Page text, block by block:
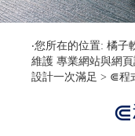
‧您所在的位置: 橘子
維護 專業網站與網
設計一次滿足 > ⋐程
⋐